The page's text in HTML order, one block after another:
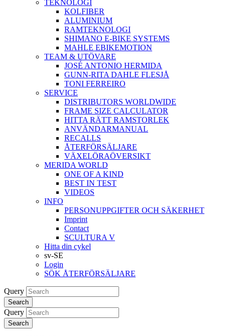
TEKNOLOGI
KOLFIBER
ALUMINIUM
RAMTEKNOLOGI
SHIMANO E-BIKE SYSTEMS
MAHLE EBIKEMOTION
TEAM & UTÖVARE
JOSÉ ANTONIO HERMIDA
GUNN-RITA DAHLE FLESJÅ
TONI FERREIRO
SERVICE
DISTRIBUTORS WORLDWIDE
FRAME SIZE CALCULATOR
HITTA RÄTT RAMSTORLEK
ANVÄNDARMANUAL
RECALLS
ÅTERFÖRSÄLJARE
VÄXELÖRAÖVERSIKT
MERIDA WORLD
ONE OF A KIND
BEST IN TEST
VIDEOS
INFO
PERSONUPPGIFTER OCH SÄKERHET
Imprint
Contact
SCULTURA V
Hitta din cykel
sv-SE
Login
SÖK ÅTERFÖRSÄLJARE
Query
Search
Query
Search